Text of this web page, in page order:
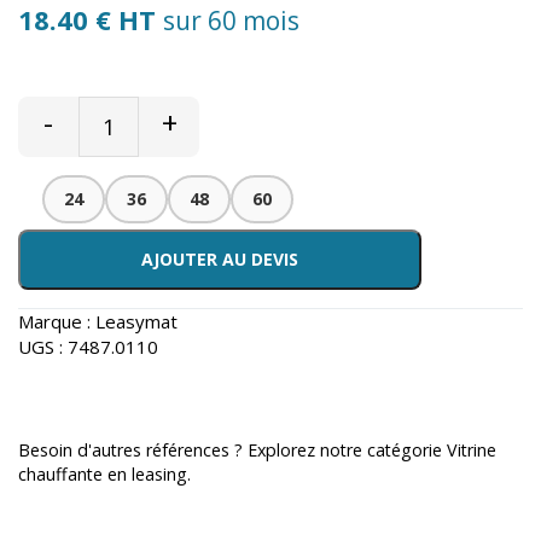
18.40 € HT sur 60 mois
- +
24 36 48 60
AJOUTER AU DEVIS
Marque : Leasymat
UGS : 7487.0110
Besoin d'autres références ? Explorez notre catégorie Vitrine
chauffante en leasing.